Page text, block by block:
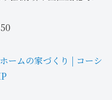
ームの家づくり | コーシ